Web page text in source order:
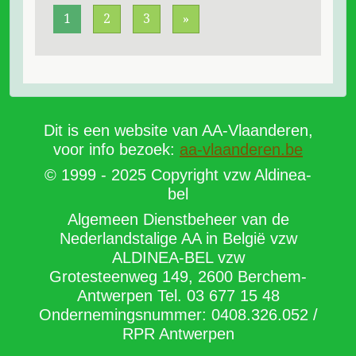
Midweekverblijf Poperinge 2. Koffiezet Domo 3.
1 2 3 »
Dit is een website van AA-Vlaanderen,
voor info bezoek: aa-vlaanderen.be
© 1999 - 2025 Copyright vzw Aldinea-
bel
Algemeen Dienstbeheer van de
Nederlandstalige AA in België vzw
ALDINEA-BEL vzw
Grotesteenweg 149, 2600 Berchem-
Antwerpen Tel. 03 677 15 48
Ondernemingsnummer: 0408.326.052 /
RPR Antwerpen